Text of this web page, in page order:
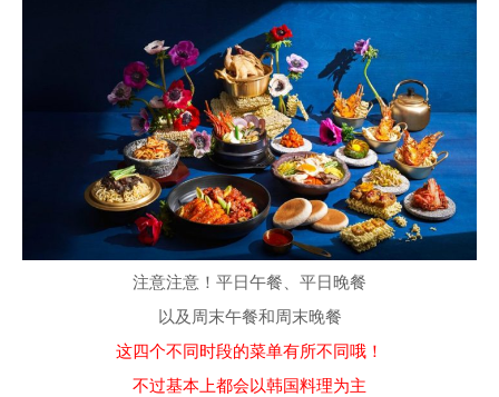
注意注意！平日午餐、平日晚餐
以及周末午餐和周末晚餐
这四个不同时段的菜单有所不同哦！
不过基本上都会以韩国料理为主